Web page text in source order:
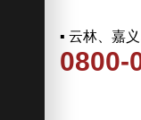
▪ 云林、嘉
0800-